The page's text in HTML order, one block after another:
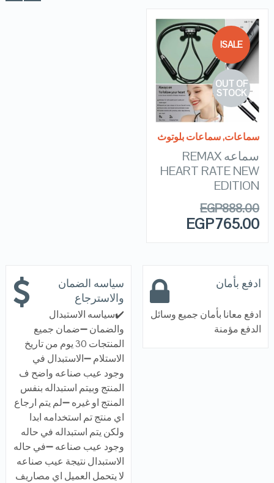
SALE!
OUT OF
STOCK
QUICK LOOK
VIEW DETAILS
READ MORE
سماعات,سماعات بلوتوث
سماعه REMAX
HEART RATE NEW
EDITION
EGP888.00
EGP765.00
ادفع بأمان
ادفع معانا بأمان جميع وسائل
الدفع مؤمنة
سياسه الضمان
والاسترجاع
✔️سياسه الاستبدال
والضمان ➖ضمان جميع
المنتجات 30 يوم من تاريخ
الاستلام ➖الاستبدال في
وجود عيب صناعه واضح ف
المنتج وبيتم استبداله بنفس
المنتج او غيره ➖لم يتم ارجاع
اي منتج تم استخدامه ابدا
ولكن يتم استبداله في حاله
وجود عيب صناعه ➖في حاله
الاستبدال نتيجة عيب صناعه
لا يتحمل العميل اي مصاريف